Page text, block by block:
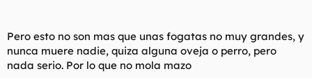
Pero esto no son mas que unas fogatas no muy grandes, y
nunca muere nadie, quiza alguna oveja o perro, pero
nada serio. Por lo que no mola mazo